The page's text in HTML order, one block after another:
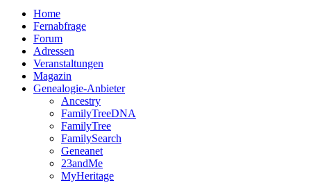
Home
Fernabfrage
Forum
Adressen
Veranstaltungen
Magazin
Genealogie-Anbieter
Ancestry
FamilyTreeDNA
FamilyTree
FamilySearch
Geneanet
23andMe
MyHeritage